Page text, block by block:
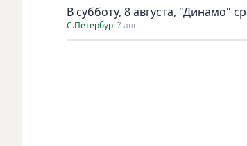
В субботу, 8 августа, "Динамо"
С.Петербург7 авг